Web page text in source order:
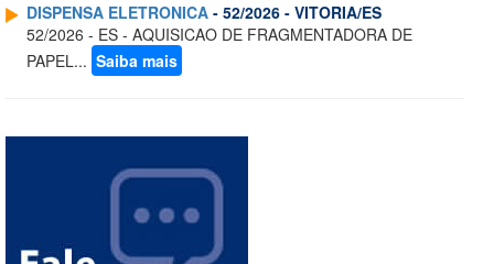
DISPENSA ELETRONICA - 52/2026 - VITORIA/ES
52/2026 - ES - AQUISICAO DE FRAGMENTADORA DE
PAPEL... Saiba mais